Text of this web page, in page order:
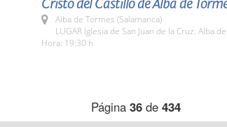
Cristo del Castillo de Alba de
Alba de Tormes (Salamanca)
LUGAR Iglesia de San Juan de la Cruz. Alba
Hora: 19:30 h
Página 36 de 434